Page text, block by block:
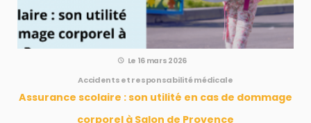
Le 16 mars 2026
Accidents et responsabilité médicale
Assurance scolaire : son utilité en cas de dommage
corporel à Salon de Provence